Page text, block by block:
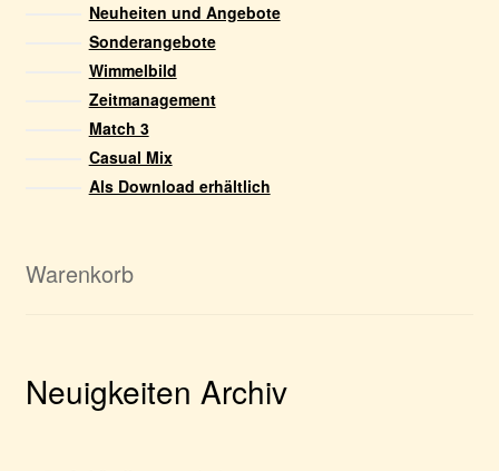
Neuheiten und Angebote
Sonderangebote
Wimmelbild
Zeitmanagement
Match 3
Casual Mix
Als Download erhältlich
Warenkorb
Neuigkeiten Archiv